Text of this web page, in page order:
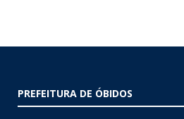
PREFEITURA DE ÓBIDOS